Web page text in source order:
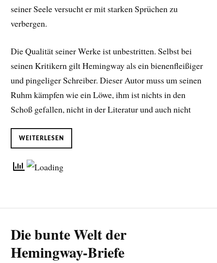
seiner Seele versucht er mit starken Sprüchen zu
verbergen.
Die Qualität seiner Werke ist unbestritten. Selbst bei
seinen Kritikern gilt Hemingway als ein bienenfleißiger
und pingeliger Schreiber. Dieser Autor muss um seinen
Ruhm kämpfen wie ein Löwe, ihm ist nichts in den
Schoß gefallen, nicht in der Literatur und auch nicht
WEITERLESEN
Die bunte Welt der
Hemingway-Briefe